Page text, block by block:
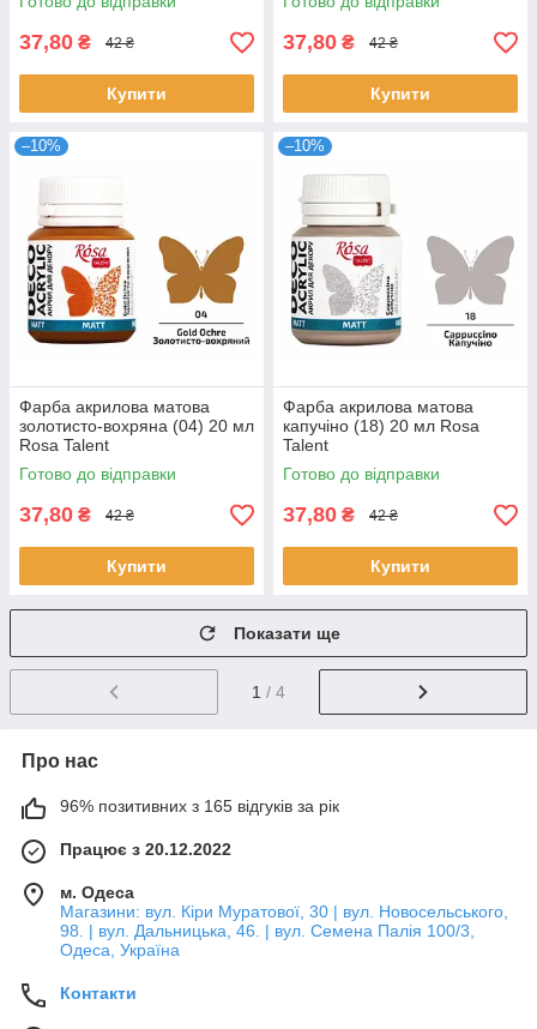
37,80 ₴ 42 ₴
Купити
37,80 ₴ 42 ₴
Купити
–10%
Фарба акрилова матова
золотисто-вохряна (04) 20 мл
Rosa Talent
Готово до відправки
37,80 ₴ 42 ₴
Купити
–10%
Фарба акрилова матова
капучіно (18) 20 мл Rosa
Talent
Готово до відправки
37,80 ₴ 42 ₴
Купити
Показати ще
1 / 4
Про нас
96% позитивних з 165 відгуків за рік
Працює з 20.12.2022
м. Одеса
Магазини: вул. Кіри Муратової, 30 | вул. Новосельського,
98. | вул. Дальницька, 46. | вул. Семена Палія 100/3,
Одеса, Україна
Контакти